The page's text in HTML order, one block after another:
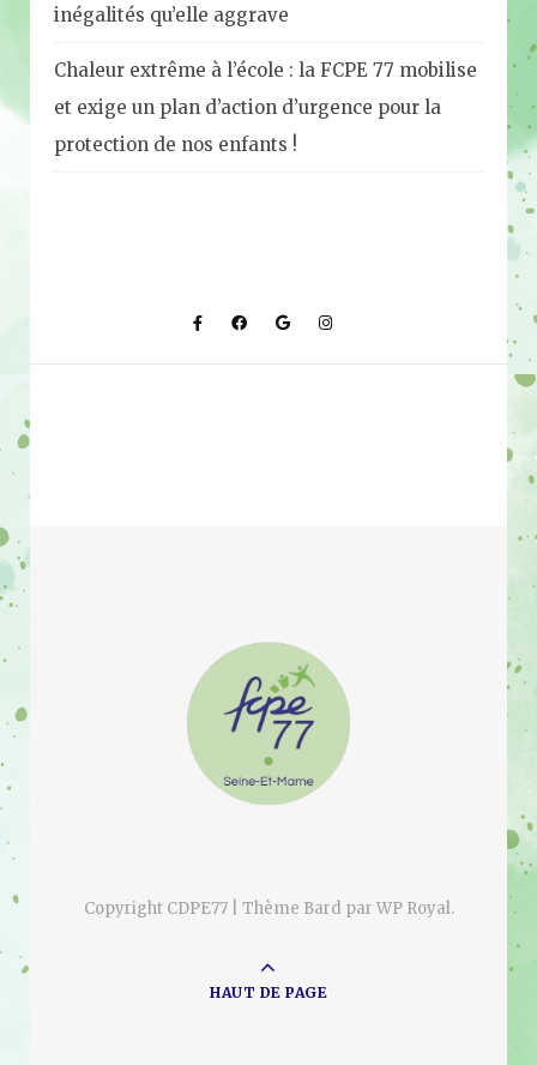
inégalités qu’elle aggrave
Chaleur extrême à l’école : la FCPE 77 mobilise
et exige un plan d’action d’urgence pour la
protection de nos enfants !
Copyright CDPE77 | Thème Bard par WP Royal.
HAUT DE PAGE